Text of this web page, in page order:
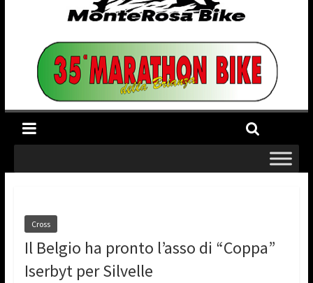
Cross
Il Belgio ha pronto l’asso di “Coppa”
Iserbyt per Silvelle